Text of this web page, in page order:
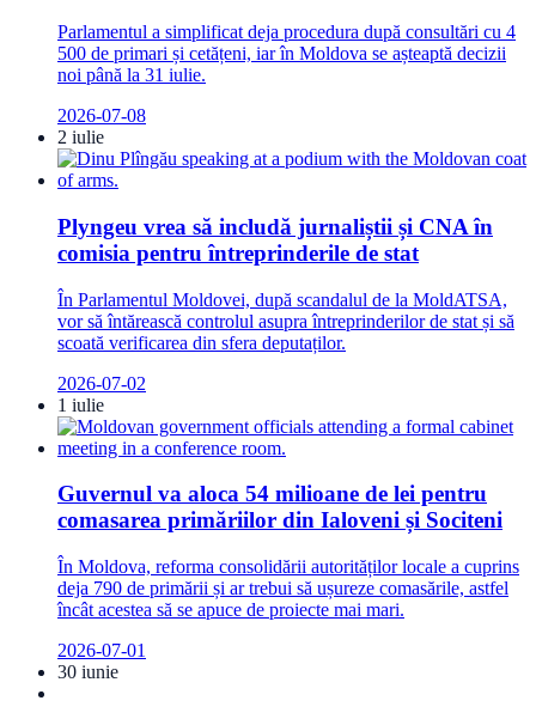
Parlamentul a simplificat deja procedura după consultări cu 4
500 de primari și cetățeni, iar în Moldova se așteaptă decizii
noi până la 31 iulie.
2026-07-08
2 iulie
Plyngeu vrea să includă jurnaliștii și CNA în
comisia pentru întreprinderile de stat
În Parlamentul Moldovei, după scandalul de la MoldATSA,
vor să întărească controlul asupra întreprinderilor de stat și să
scoată verificarea din sfera deputaților.
2026-07-02
1 iulie
Guvernul va aloca 54 milioane de lei pentru
comasarea primăriilor din Ialoveni și Sociteni
În Moldova, reforma consolidării autorităților locale a cuprins
deja 790 de primării și ar trebui să ușureze comasările, astfel
încât acestea să se apuce de proiecte mai mari.
2026-07-01
30 iunie